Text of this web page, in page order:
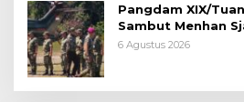
Pangdam XIX/
Sambut Menhan
Ada Agenda
6 Agustus 2026